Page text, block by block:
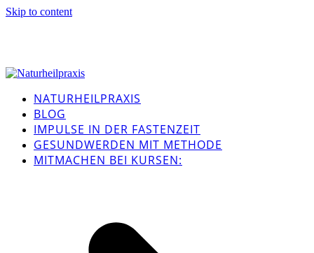
Skip to content
NATURHEILPRAXIS
BLOG
IMPULSE IN DER FASTENZEIT
GESUNDWERDEN MIT METHODE
MITMACHEN BEI KURSEN: